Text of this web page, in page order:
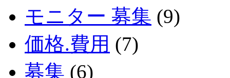
モニター 募集 (9)
価格.費用 (7)
募集 (6)